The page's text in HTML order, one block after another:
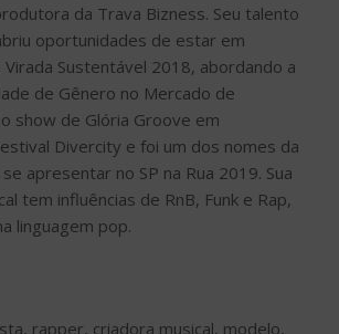
da Trava Bizness. Seu talento
oportunidades de estar em
Sustentável 2018, abordando a
de Gênero no Mercado de
show de Glória Groove em
Divercity e foi um dos nomes da
apresentar no SP na Rua 2019. Sua
tem influências de RnB, Funk e Rap,
linguagem pop.
rapper, criadora musical, modelo,